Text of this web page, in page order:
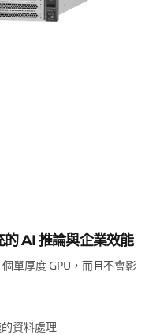
AI 推論與企業效能
單厚度 GPU，而且不會影
資料處理